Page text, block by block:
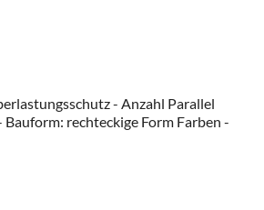
- Anzahl Parallel
rechteckige Form Farben -